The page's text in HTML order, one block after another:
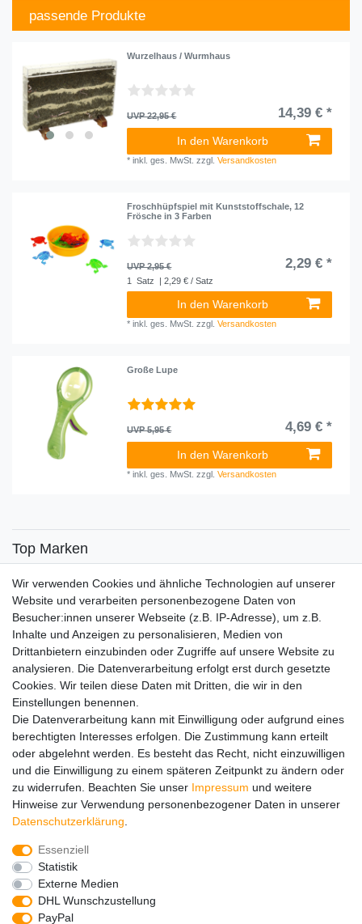
passende Produkte
Wurzelhaus / Wurmhaus
UVP 22,95 € 14,39 € *
In den Warenkorb
*inkl. ges. MwSt. zzgl.Versandkosten
Froschhüpfspiel mit Kunststoffschale, 12
Frösche in 3 Farben
UVP 2,95 € 2,29 € *
1 Satz | 2,29 € / Satz
In den Warenkorb
*inkl. ges. MwSt. zzgl.Versandkosten
Große Lupe
UVP 5,95 € 4,69 € *
In den Warenkorb
*inkl. ges. MwSt. zzgl.Versandkosten
Top Marken
Top Themen
Adventskalender
Service
Versandinfos
FAQ
Ersatzteile
Registrieren
Wir versenden mit
Impressum
Barrierefreiheitserklärung
Wir verwenden Cookies und ähnliche Technologien auf unserer
Website und verarbeiten personenbezogene Daten von
Besucher:innen unserer Webseite (z.B. IP-Adresse), um z.B.
Inhalte und Anzeigen zu personalisieren, Medien von
Drittanbietern einzubinden oder Zugriffe auf unsere Website zu
analysieren. Die Datenverarbeitung erfolgt erst durch gesetzte
Cookies. Wir teilen diese Daten mit Dritten, die wir in den
Einstellungen benennen.
Die Datenverarbeitung kann mit Einwilligung oder aufgrund eines
berechtigten Interesses erfolgen. Die Zustimmung kann erteilt
oder abgelehnt werden. Es besteht das Recht, nicht einzuwilligen
und die Einwilligung zu einem späteren Zeitpunkt zu ändern oder
zu widerrufen. Beachten Sie unser Impressum und weitere
Hinweise zur Verwendung personenbezogener Daten in unserer
Daten­schutz­erklärung
Essenziell
Statistik
Externe Medien
DHL Wunschzustellung
PayPal